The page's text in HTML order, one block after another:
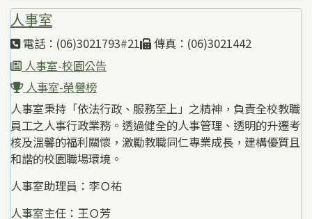
人事室
電話：(06)3021793#21
傳真：(06)3021442
人事室-校園公告
人事室-榮譽榜
人事室秉持「依法行政、服務至上」之精神，負責全校教職
員工之人事行政業務。透過健全的人事管理、透明的升遷考
核及溫馨的福利關懷，激勵教職同仁專業成長，建構優質且
和諧的校園職場環境。
人事室助理員：李Ｏ祐
人事室主任：王Ｏ芳